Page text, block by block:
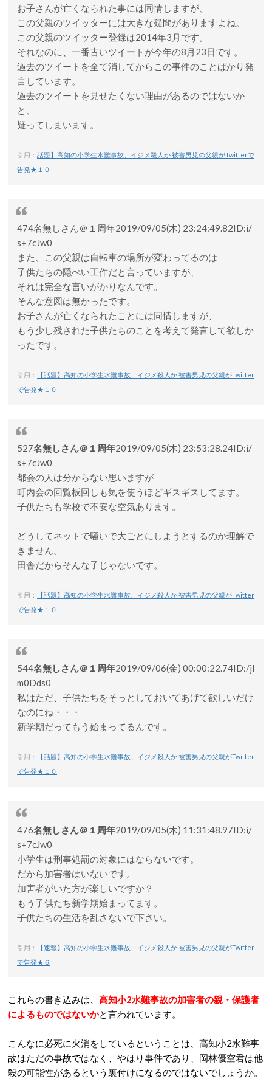
お子さんが亡くなられた事には同情しますが、
この父親のツイッターには大きな疑問がありますよね。
この父親のツイッター登録は2014年3月です。
それなのに、一番古いツイートが今年の8月23日です。
過去のツイートを全て消してからこの事件のことばかり発
言しています。
過去のツイートを見せたくない理由があるのではないか
と、
疑ってしまいます。
引用： 話題】高知の小学生水難事故、イジメ殺人か 被害男児の父親がTwitterで
告発★１０
474名無しさん＠１周年2019/09/05(木) 23:24:49.82ID:i/
s+7cJw0
また、この父親は自転車の場所が変わってるのは
子供たちの隠ぺい工作だと言っていますが、
それは完全な言いがかりなんです。
そんな意図は無かったです。
お子さんが亡くなられたことには同情しますが、
もう少し残された子供たちのことを考えて発言して欲しか
ったです。
引用：
【話題】高知の小学生水難事故、イジメ殺人か 被害男児の父親がTwitter
で告発★１０
527名無しさん＠１周年2019/09/05(木) 23:53:28.24ID:i/
s+7cJw0
都会の人は分からない思いますが
町内会の回覧板回しも気を使うほどギスギスしてます。
子供たちも学校で不安な空気あります。
どうしてネットで騒いで大ごとにしようとするのか理解で
きません。
田舎だからそんな子じゃないです。
引用：
【話題】高知の小学生水難事故、イジメ殺人か 被害男児の父親がTwitter
で告発★１０
544名無しさん＠１周年2019/09/06(金) 00:00:22.74ID:/jI
m0Dds0
私はただ、子供たちをそっとしておいてあげて欲しいだけ
なのにね・・・
新学期だってもう始まってるんです。
引用：
【話題】高知の小学生水難事故、イジメ殺人か 被害男児の父親がTwitter
で告発★１０
476名無しさん＠１周年2019/09/05(木) 11:31:48.97ID:i/
s+7cJw0
小学生は刑事処罰の対象にはならないです。
だから加害者はいないです。
加害者がいた方が楽しいですか？
もう子供たち新学期始まってます。
子供たちの生活を乱さないで下さい。
引用：
【速報】高知の小学生水難事故、イジメ殺人か 被害男児の父親がTwitter
で告発★６
これらの書き込みは、 高知小2水難事故の加害者の親・保護者
によるものではないかと言われています。
こんなに必死に火消をしているということは、高知小2水難事
故はただの事故ではなく、やはり事件であり、岡林優空君は他
殺の可能性があるという裏付けになるのではないでしょうか。